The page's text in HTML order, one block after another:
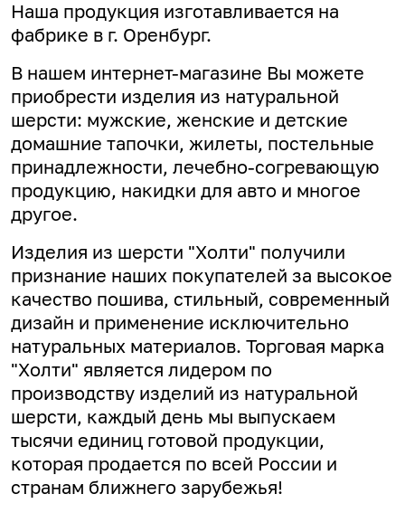
Наша продукция изготавливается на
фабрике в г. Оренбург.
В нашем интернет-магазине Вы можете
приобрести изделия из натуральной
шерсти: мужские, женские и детские
домашние тапочки, жилеты, постельные
принадлежности, лечебно-согревающую
продукцию, накидки для авто и многое
другое.
Изделия из шерсти "Холти" получили
признание наших покупателей за высокое
качество пошива, стильный, современный
дизайн и применение исключительно
натуральных материалов. Торговая марка
"Холти" является лидером по
производству изделий из натуральной
шерсти, каждый день мы выпускаем
тысячи единиц готовой продукции,
которая продается по всей России и
странам ближнего зарубежья!